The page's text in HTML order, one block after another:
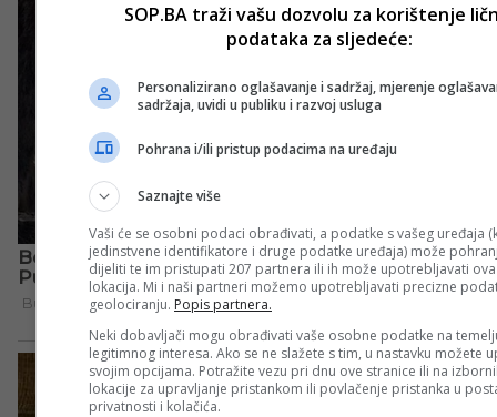
SOP.BA traži vašu dozvolu za korištenje
podataka za sljedeće:
Personalizirano oglašavanje i sadržaj, mjerenje
sadržaja, uvidi u publiku i razvoj usluga
Pohrana i/ili pristup podacima na uređaju
Saznajte više
Vaši će se osobni podaci obrađivati, a podatke s vašeg uređaja
jedinstvene identifikatore i druge podatke uređaja) može
dijeliti te im pristupati 207 partnera ili ih može upotrebljavati
lokacija. Mi i naši partneri možemo upotrebljavati precizne
geolociranju. Popis partnera.
Neki dobavljači mogu obrađivati vaše osobne podatke na
legitimnog interesa. Ako se ne slažete s tim, u nastavku možete
svojim opcijama. Potražite vezu pri dnu ove stranice ili na
lokacije za upravljanje pristankom ili povlačenje pristanka u
privatnosti i kolačića.